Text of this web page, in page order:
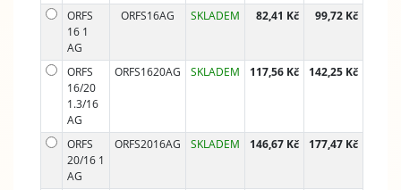
ORFS
16 1
AG
ORFS16AG SKLADEM 82,41 Kč 99,72 Kč
ORFS
16/20
1.3/16
AG
ORFS1620AG SKLADEM 117,56 Kč 142,25 Kč
ORFS
20/16 1
AG
ORFS2016AG SKLADEM 146,67 Kč 177,47 Kč